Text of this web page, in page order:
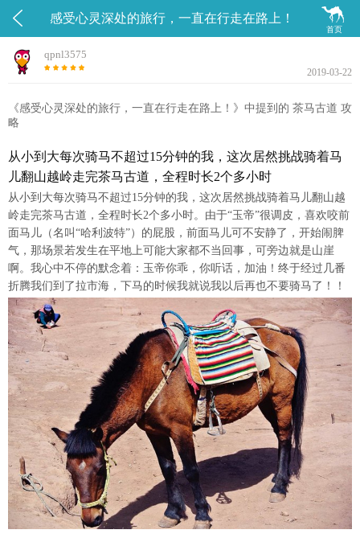
 
首页
感受心灵深处的旅行，一直在行走在路上！
qpnl3575
2019-03-22
《感受心灵深处的旅行，一直在行走在路上！》中提到的 茶马古道 攻
略
从小到大每次骑马不超过15分钟的我，这次居然挑战骑着马
儿翻山越岭走完茶马古道，全程时长2个多小时
从小到大每次骑马不超过15分钟的我，这次居然挑战骑着马儿翻山越
岭走完茶马古道，全程时长2个多小时。由于“玉帝”很调皮，喜欢咬前
面马儿（名叫“哈利波特”）的屁股，前面马儿可不安静了，开始闹脾
气，那场景若发生在平地上可能大家都不当回事，可旁边就是山崖
啊。我心中不停的默念着：玉帝你乖，你听话，加油！终于经过几番
折腾我们到了拉市海，下马的时候我就说我以后再也不要骑马了！！